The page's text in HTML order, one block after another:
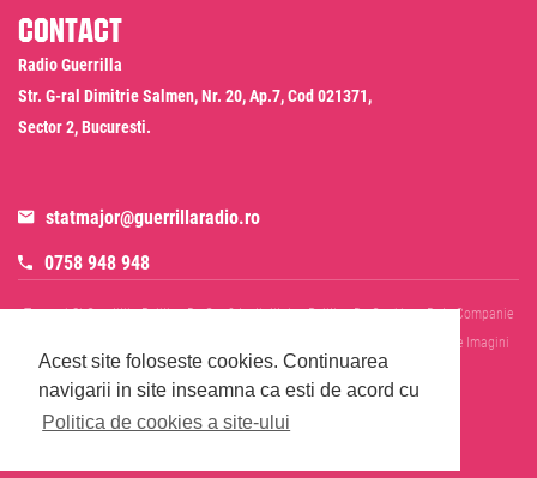
Acest site foloseste cookies. Continuarea
navigarii in site inseamna ca esti de acord cu
Politica de cookies a site-ului
Contact
Radio Guerrilla
Str. G-ral Dimitrie Salmen, Nr. 20, Ap.7, Cod 021371,
Sector 2, Bucuresti.
statmajor@guerrillaradio.ro
0758 948 948
Termeni Si Conditii Politica De Confidentialitate Politica De Cookies
Date Companie
Informare Prelucrare Imagini
Evenimente
Cod Deontologic